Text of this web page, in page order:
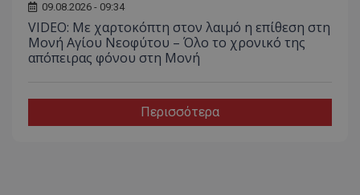
09.08.2026 - 09:34
VIDEO: Με χαρτοκόπτη στον λαιμό η επίθεση στη
Μονή Αγίου Νεοφύτου – Όλο το χρονικό της
απόπειρας φόνου στη Μονή
Περισσότερα